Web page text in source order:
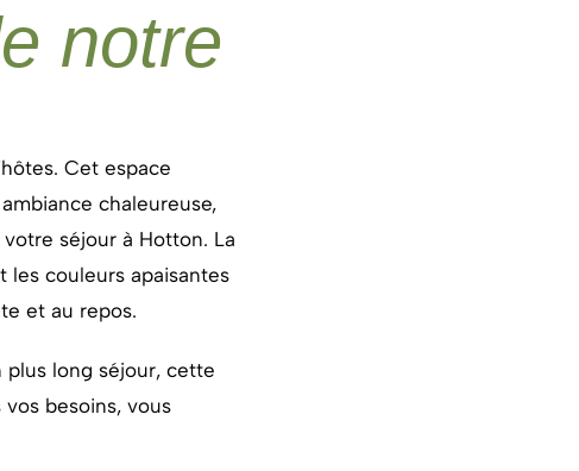
notre
Cet espace
chaleureuse,
séjour à Hotton. La
les couleurs apaisantes
et au repos.
long séjour, cette
besoins, vous